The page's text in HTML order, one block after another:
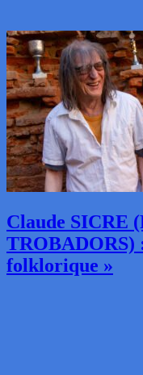
Claude SICRE
TROBADORS)
folklorique »